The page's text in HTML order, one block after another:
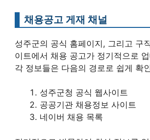
채용공고 게재 채널
성주군의 공식 홈페이지, 그리고 구
이트에서 채용 공고가 정기적으로
각 정보들은 다음의 경로로 쉽게 확
성주군청 공식 웹사이트
공공기관 채용정보 사이트
네이버 채용 목록